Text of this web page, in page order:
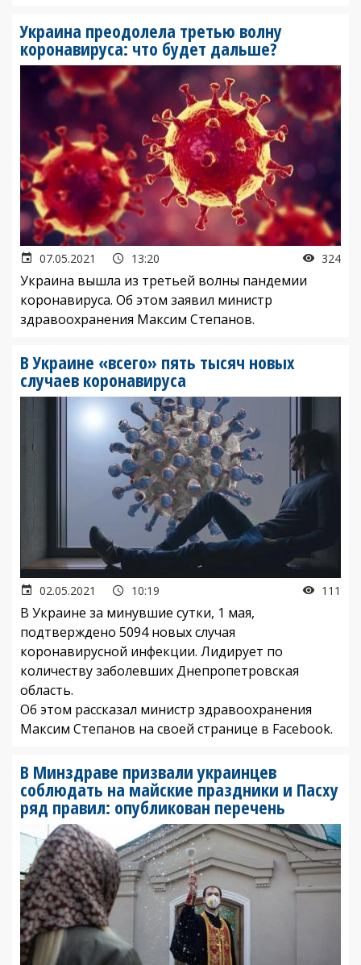
Украина преодолела третью волну
коронавируса: что будет дальше?
07.05.2021 13:20 324
Украина вышла из третьей волны пандемии
коронавируса. Об этом заявил министр
здравоохранения Максим Степанов.
В Украине «всего» пять тысяч новых
случаев коронавируса
02.05.2021 10:19 111
В Украине за минувшие сутки, 1 мая,
подтверждено 5094 новых случая
коронавирусной инфекции. Лидирует по
количеству заболевших Днепропетровская
область.
Об этом рассказал министр здравоохранения
Максим Степанов на своей странице в Facebook.
В Минздраве призвали украинцев
соблюдать на майские праздники и Пасху
ряд правил: опубликован перечень